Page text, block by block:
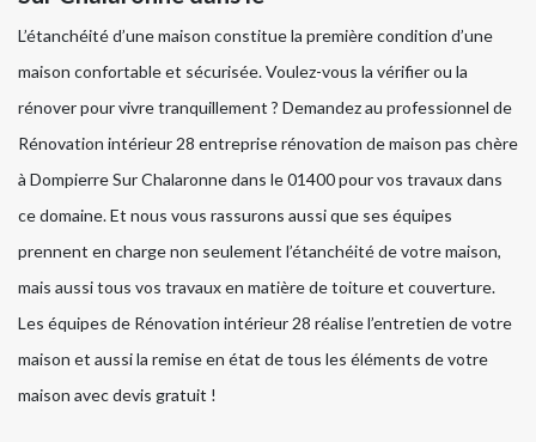
L’étanchéité d’une maison constitue la première condition d’une
maison confortable et sécurisée. Voulez-vous la vérifier ou la
rénover pour vivre tranquillement ? Demandez au professionnel de
Rénovation intérieur 28 entreprise rénovation de maison pas chère
à Dompierre Sur Chalaronne dans le 01400 pour vos travaux dans
ce domaine. Et nous vous rassurons aussi que ses équipes
prennent en charge non seulement l’étanchéité de votre maison,
mais aussi tous vos travaux en matière de toiture et couverture.
Les équipes de Rénovation intérieur 28 réalise l’entretien de votre
maison et aussi la remise en état de tous les éléments de votre
maison avec devis gratuit !